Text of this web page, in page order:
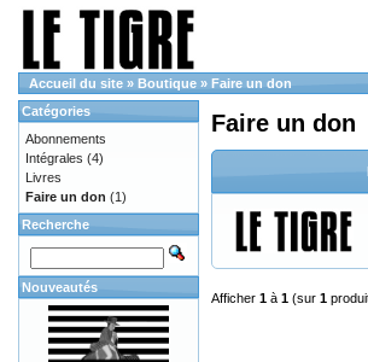
Accueil du site » Boutique » Faire un don
Faire un don
Afficher 1 à 1 (sur 1
Catégories
Abonnements
Intégrales (4)
Livres
Faire un don (1)
Recherche
Nouveautés